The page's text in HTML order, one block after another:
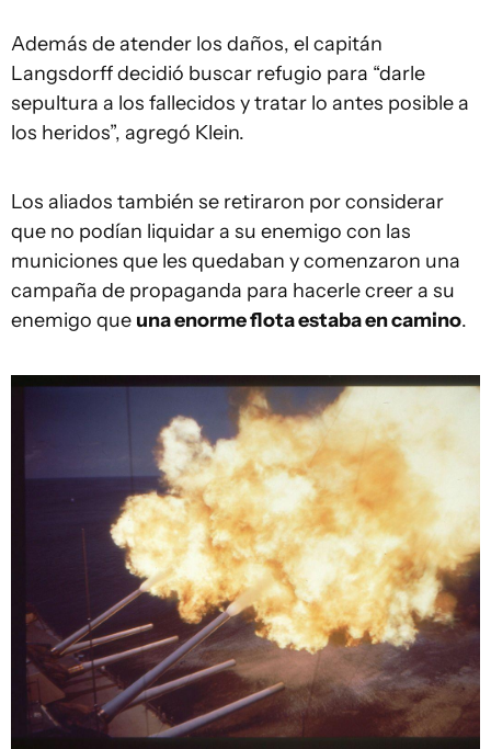
Además de atender los daños, el capitán
Langsdorff decidió buscar refugio para “darle
sepultura a los fallecidos y tratar lo antes posible a
los heridos”, agregó Klein.
Los aliados también se retiraron por considerar
que no podían liquidar a su enemigo con las
municiones que les quedaban y comenzaron una
campaña de propaganda para hacerle creer a su
enemigo que una enorme flota estaba en camino.